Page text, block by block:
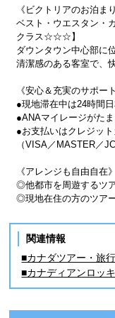
《ビクトリアのお泊ま
ベスト・ウエスタン・
クラス☆☆☆】
ダウンタウン中心部に
清潔感のある客室で、
《安心＆充実のサポート
●現地滞在中は24時間
●ANAマイレージがたま
●お支払いはクレジット
（VISA／MASTER／
《アレンジも自由自在》
◎他都市を周遊するツ
◎現地在住の方のツア
関連情報
■カナダツアー・旅
■カナディアンロッ